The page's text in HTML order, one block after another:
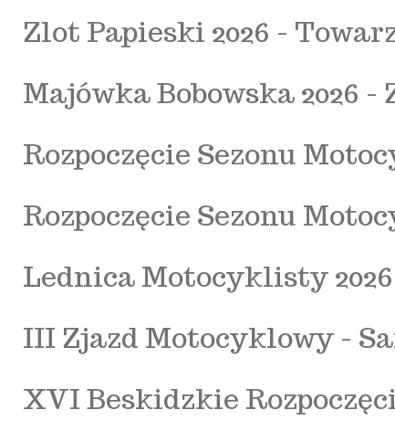
Zlot Papieski 2026 -
Majówka Bobowska 2026
Rozpoczęcie Sezonu
Rozpoczęcie Sezonu
Lednica Motocyklisty 2026
III Zjazd Motocyklowy -
XVI Beskidzkie